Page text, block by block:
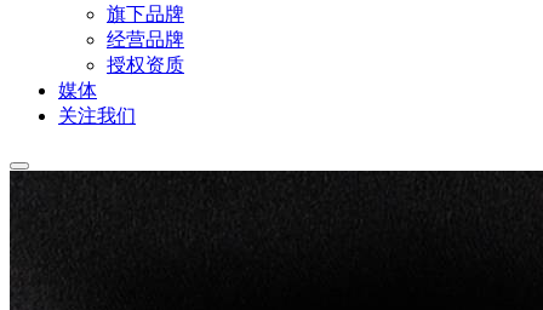
旗下品牌
经营品牌
授权资质
媒体
关注我们